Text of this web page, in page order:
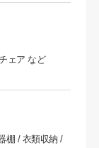
ェア など
棚 / 衣類収納 /